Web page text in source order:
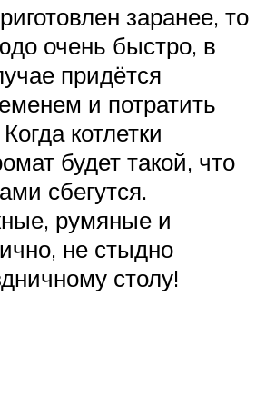
заранее, то
очень быстро, в
придётся
и потратить
котлетки
будет такой, что
сбегутся.
румяные и
не стыдно
столу!